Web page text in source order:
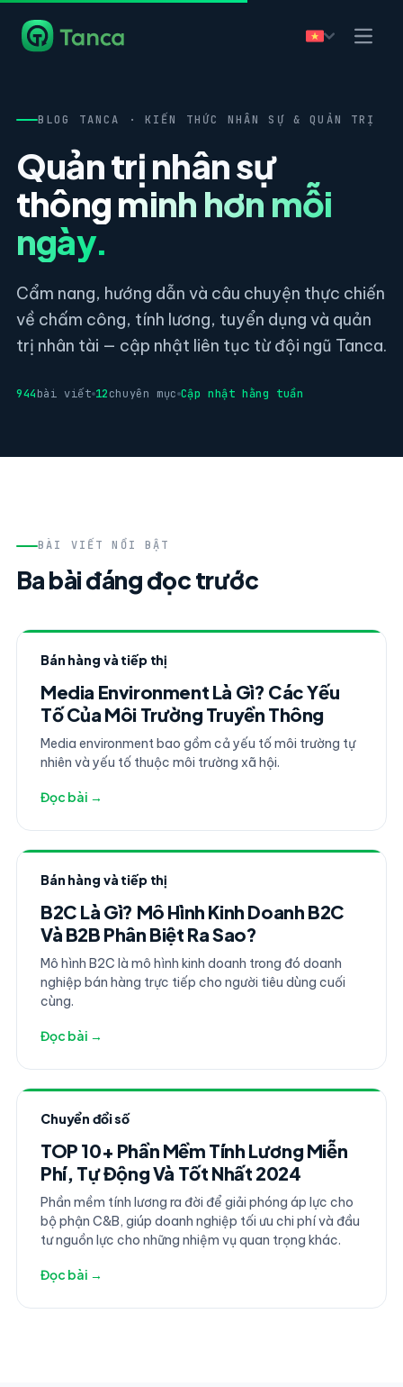
BLOG TANCA · KIẾN THỨC NHÂN SỰ & QUẢN TRỊ
Quản trị nhân sự
thông minh hơn mỗi
ngày.
Cẩm nang, hướng dẫn và câu chuyện thực chiến
về chấm công, tính lương, tuyển dụng và quản
trị nhân tài — cập nhật liên tục từ đội ngũ Tanca.
944bài viết 12chuyên mục Cập nhật hằng tuần
BÀI VIẾT NỔI BẬT
Ba bài đáng đọc trước
Bán hàng và tiếp thị
Media Environment Là Gì? Các Yếu
Tố Của Môi Trường Truyền Thông
Media environment bao gồm cả yếu tố môi trường tự
nhiên và yếu tố thuộc môi trường xã hội.
Đọc bài →
Bán hàng và tiếp thị
B2C Là Gì? Mô Hình Kinh Doanh B2C
Và B2B Phân Biệt Ra Sao?
Mô hình B2C là mô hình kinh doanh trong đó doanh
nghiệp bán hàng trực tiếp cho người tiêu dùng cuối
cùng.
Đọc bài →
Chuyển đổi số
TOP 10+ Phần Mềm Tính Lương Miễn
Phí, Tự Động Và Tốt Nhất 2024
Phần mềm tính lương ra đời để giải phóng áp lực cho
bộ phận C&B, giúp doanh nghiệp tối ưu chi phí và đầu
tư nguồn lực cho những nhiệm vụ quan trọng khác.
Đọc bài →